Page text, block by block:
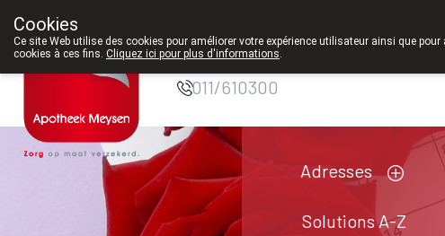
Pharmacie Meysen
SPRL
011/610300
Adresses
Solutions A-Z
Cookies
Ce site Web utilise des cookies pour améliorer votre expérience utilisateur ainsi que
cookies à ces fins. Cliquez ici pour plus d'informations.